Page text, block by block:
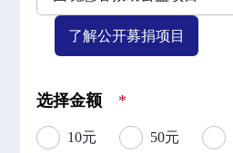
了解公开募捐项目
选择金额 *
10元 50元